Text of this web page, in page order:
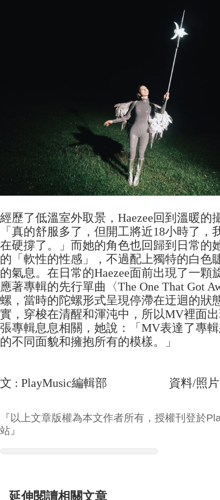
經歷了低溫室外取景，Haezee回到溫暖的
「真的舒服多了，但開工將近18小時了，
在硬撐了。」而她的角色也回歸到日常的
的「軟性的性感」，不過配上獨特的白色
的氣息。在日常的Haezee面前出現了一顆
應著專輯的先行單曲〈The One That Got
螺，當時的陀螺形式呈現停滯在迂迴的狀
實，穿梭在清醒和渾沌中，所以MV裡面
張專輯息息相關，她說：「MV表達了專
的不同面貌和擁抱所有的模樣。」
文 : PlayMusic編輯部 資料/照片
『以上文章版權為本文作者所有，授權刊登於
站』
延伸閱讀相關文章